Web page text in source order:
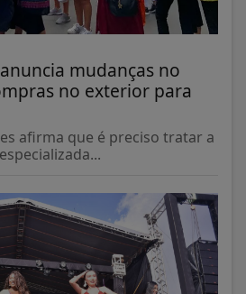
mudanças no
no exterior para
afirma que é preciso tratar a